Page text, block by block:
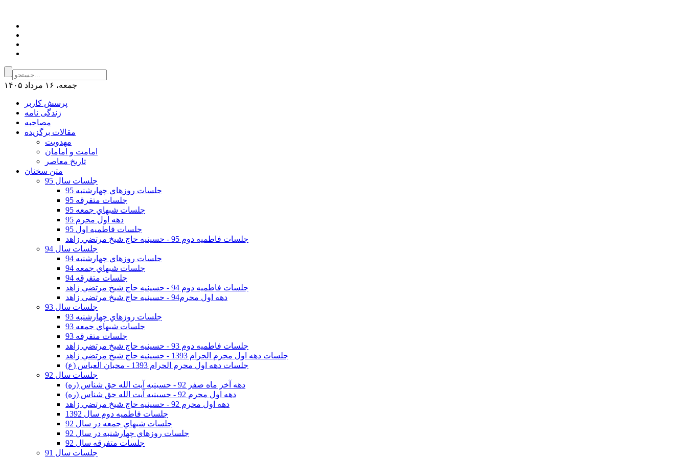
جمعه، ۱۶ مرداد ۱۴۰۵
پرسش کاربر
زندگی نامه
مصاحبه
مقالات برگزیده
مهدویت
امامت و امامان
تاریخ معاصر
متن سخنان
جلسات سال 95
جلسات روزهاي چهارشنبه 95
جلسات متفرقه 95
جلسات شبهاي جمعه 95
دهه اول محرم 95
جلسات فاطمیه اول 95
جلسات فاطمیه دوم 95 - حسينيه حاج شيخ مرتضي زاهد
جلسات سال 94
جلسات روزهاي چهارشنبه 94
جلسات شبهاي جمعه 94
جلسات متفرقه 94
جلسات فاطميه دوم 94 - حسينيه حاج شيخ مرتضي زاهد
دهه اول محرم94 - حسینیه حاج شیخ مرتضی زاهد
جلسات سال 93
جلسات روزهاي چهارشنبه 93
جلسات شبهاي جمعه 93
جلسات متفرقه 93
جلسات فاطميه دوم 93 - حسينيه حاج شيخ مرتضي زاهد
جلسات دهه اول محرم الحرام 1393 - حسينيه حاج شيخ مرتضي زاهد
جلسات دهه اول محرم الحرام 1393 - محبان العباس (ع)
جلسات سال 92
دهه آخر ماه صفر 92 - حسينيه آيت الله حق شناس (ره)
دهه اول محرم 92 - حسينيه آيت الله حق شناس (ره)
دهه اول محرم 92 - حسينيه حاج شيخ مرتضي زاهد
جلسات فاطميه دوم سال 1392
جلسات شبهاي جمعه در سال 92
جلسات روزهاي چهارشنبه در سال 92
جلسات متفرقه سال 92
جلسات سال 91